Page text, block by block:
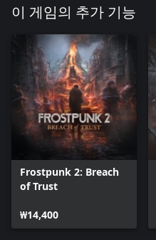
이 게임의 추가 기능
Frostpunk 2: Breach
of Trust
₩14,400